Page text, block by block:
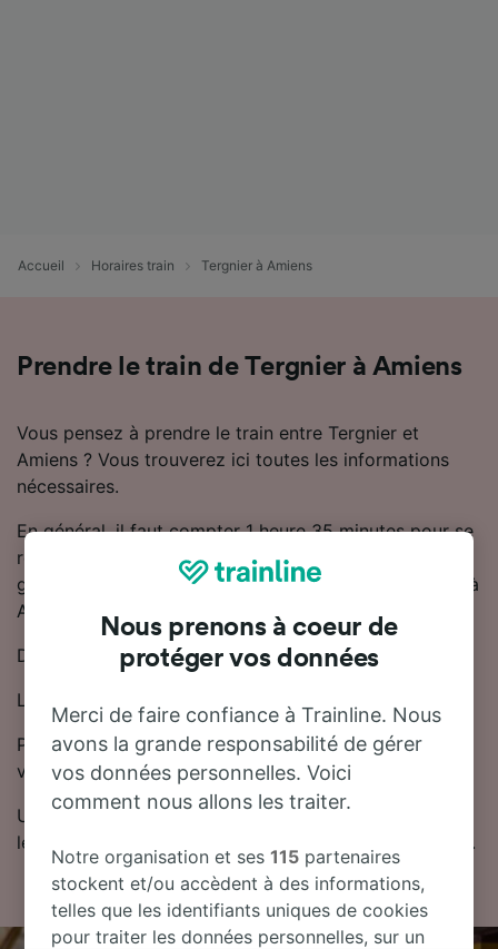
Accueil Horaires train Tergnier à Amiens
Prendre le train de Tergnier à Amiens
Vous pensez à prendre le train entre Tergnier et
Amiens ? Vous trouverez ici toutes les informations
nécessaires.
En général, il faut compter 1 heure 35 minutes pour se
rendre de Tergnier à Amiens en train. Il y a
généralement 15 trains trains par jour reliant Tergnier à
Amiens.
Des trains directs partent de Tergnier vers Amiens.
Les trains de cette ligne sont exploités par SNCF.
Pour trouver des billets de train moins chers, Trainline
vous recommande de réserver à l'avance.
Utilisez notre planificateur de voyage pour comparer
les prix des billets et trouver les tarifs les moins chers.
Nous prenons à coeur de
protéger vos données
Merci de faire confiance à Trainline. Nous
avons la grande responsabilité de gérer
vos données personnelles. Voici
comment nous allons les traiter.
Notre organisation et ses115 partenaires
stockent et/ou accèdent à des informations,
telles que les identifiants uniques de cookies
pour traiter les données personnelles, sur un